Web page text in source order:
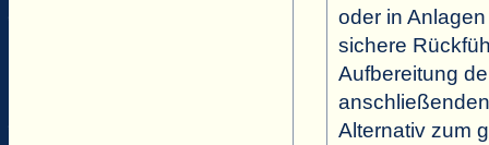
oder in
sichere
Aufbereitung
Alternativ zum